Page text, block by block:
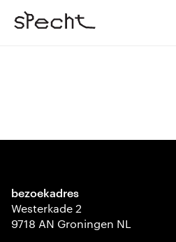
bezoekadres
Westerkade 2
9718 AN Groningen NL